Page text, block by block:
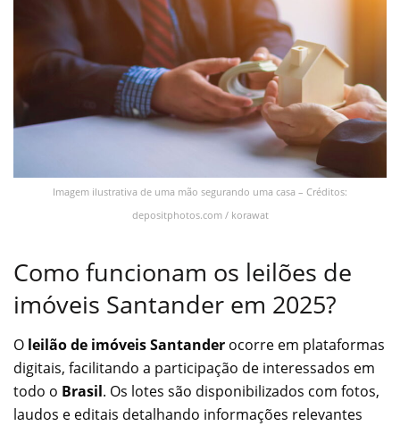
Imagem ilustrativa de uma mão segurando uma casa – Créditos:
depositphotos.com / korawat
Como funcionam os leilões de
imóveis Santander em 2025?
O leilão de imóveis Santander ocorre em plataformas
digitais, facilitando a participação de interessados em
todo o Brasil. Os lotes são disponibilizados com fotos,
laudos e editais detalhando informações relevantes